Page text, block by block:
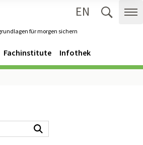
für morgen sichern
EN
Fachinstitute Infothek